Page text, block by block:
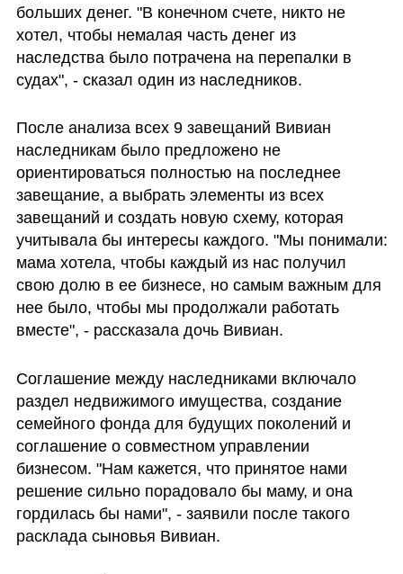
больших денег. "В конечном счете, никто не
хотел, чтобы немалая часть денег из
наследства было потрачена на перепалки в
судах", - сказал один из наследников.
После анализа всех 9 завещаний Вивиан
наследникам было предложено не
ориентироваться полностью на последнее
завещание, а выбрать элементы из всех
завещаний и создать новую схему, которая
учитывала бы интересы каждого. "Мы понимали:
мама хотела, чтобы каждый из нас получил
свою долю в ее бизнесе, но самым важным для
нее было, чтобы мы продолжали работать
вместе", - рассказала дочь Вивиан.
Соглашение между наследниками включало
раздел недвижимого имущества, создание
семейного фонда для будущих поколений и
соглашение о совместном управлении
бизнесом. "Нам кажется, что принятое нами
решение сильно порадовало бы маму, и она
гордилась бы нами", - заявили после такого
расклада сыновья Вивиан.